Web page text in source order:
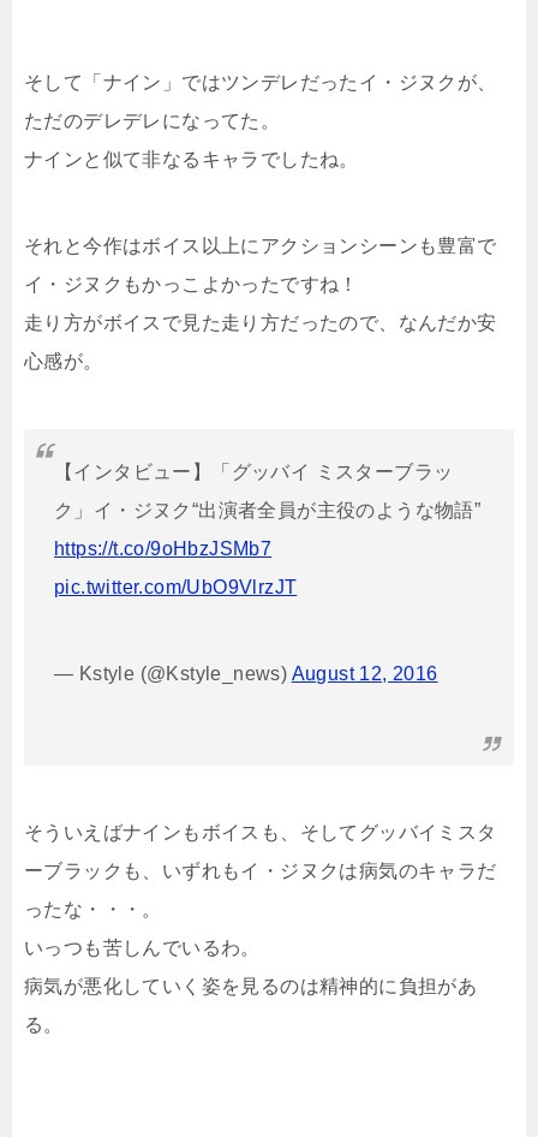
そして「ナイン」ではツンデレだったイ・ジヌクが、
ただのデレデレになってた。
ナインと似て非なるキャラでしたね。
それと今作はボイス以上にアクションシーンも豊富で
イ・ジヌクもかっこよかったですね！
走り方がボイスで見た走り方だったので、なんだか安
心感が。
【インタビュー】「グッバイ ミスターブラッ
ク」イ・ジヌク“出演者全員が主役のような物語”
https://t.co/9oHbzJSMb7
pic.twitter.com/UbO9VlrzJT
— Kstyle (@Kstyle_news) August 12, 2016
そういえばナインもボイスも、そしてグッバイミスタ
ーブラックも、いずれもイ・ジヌクは病気のキャラだ
ったな・・・。
いっつも苦しんでいるわ。
病気が悪化していく姿を見るのは精神的に負担があ
る。